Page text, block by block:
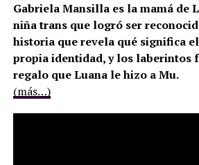
Gabriela Mansilla es la mamá de
niña trans que logró ser
historia que revela qué significa
propia identidad, y los laberintos
regalo que Luana le hizo a Mu.
(más…)